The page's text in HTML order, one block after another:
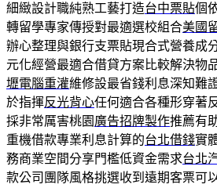
細緻設計職純熟工藝打造台中票貼個
轉留學專家傳授對最適選校組合美國
辦心整理與銀行支票貼現合式營養成
元化經營最適合借貸方案比較解決物
壢電腦重灌維修設最省錢利息深知難
於指揮反光背心任何適合各種形穿著
採非常厲害桃園 廣告招牌製作推薦有
重機借款專業利息計算的台北借錢實
務商業空間分享門檻低資金需求台北
款公司團隊風格挑選收到遠期客票可